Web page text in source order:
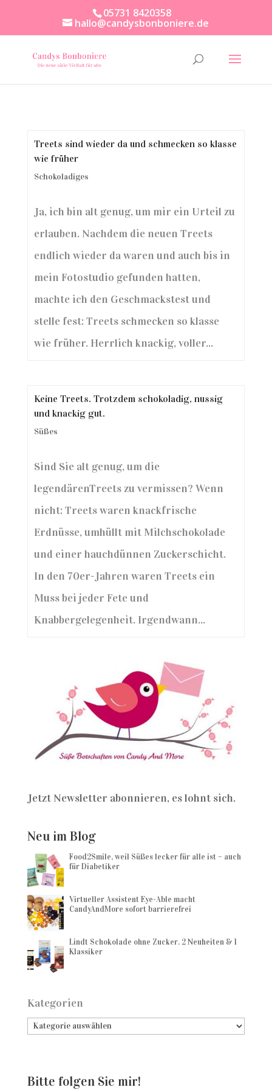
05731 8420358
hallo@candysbonboniere.de
Treets sind wieder da und schmecken so klasse
wie früher
Schokoladiges
Ja, ich bin alt genug, um mir ein Urteil zu
erlauben. Nachdem die neuen Treets
endlich wieder da waren und auch bis in
mein Fotostudio gefunden hatten,
machte ich den Geschmackstest und
stelle fest: Treets schmecken so klasse
wie früher. Herrlich knackig, voller...
Keine Treets. Trotzdem schokoladig, nussig
und knackig gut.
Süßes
Sind Sie alt genug, um die
legendärenTreets zu vermissen? Wenn
nicht: Treets waren knackfrische
Erdnüsse, umhüllt mit Milchschokolade
und einer hauchdünnen Zuckerschicht.
In den 70er-Jahren waren Treets ein
Muss bei jeder Fete und
Knabbergelegenheit. Irgendwann...
Jetzt Newsletter abonnieren, es lohnt sich.
Neu im Blog
Food2Smile, weil Süßes lecker für alle ist – auch
für Diabetiker
Virtueller Assistent Eye-Able macht
CandyAndMore sofort barrierefrei
Lindt Schokolade ohne Zucker. 2 Neuheiten & 1
Klassiker
Kategorien
Bitte folgen Sie mir!